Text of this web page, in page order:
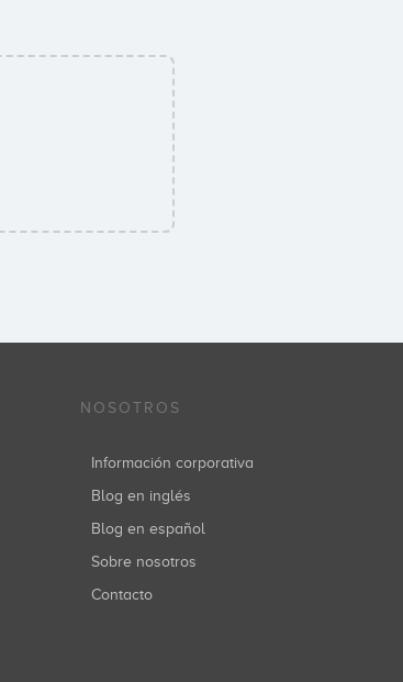
NOSOTROS
Información corporativa
Blog en inglés
Blog en español
Sobre nosotros
Contacto